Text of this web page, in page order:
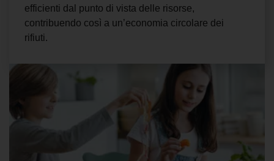
efficienti dal punto di vista delle risorse,
contribuendo così a un’economia circolare dei
rifiuti.